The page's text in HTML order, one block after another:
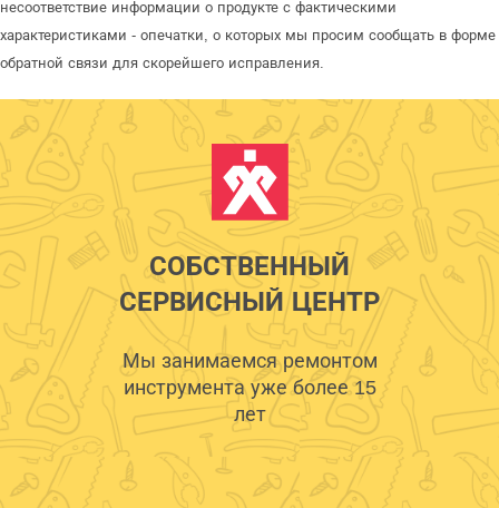
несоответствие информации о продукте с фактическими
характеристиками - опечатки, о которых мы просим сообщать в форме
обратной связи для скорейшего исправления.
СОБСТВЕННЫЙ
СЕРВИСНЫЙ ЦЕНТР
Мы занимаемся ремонтом
инструмента уже более 15
лет